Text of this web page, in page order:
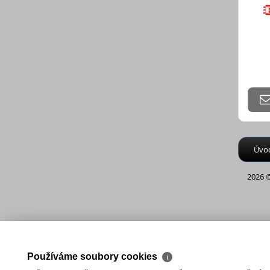
2026
Používáme soubory cookies ℹ